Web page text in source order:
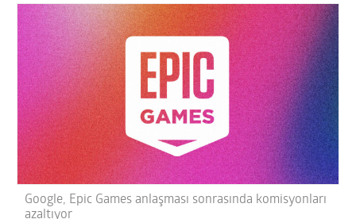
Google, Epic Games anlaşması sonrasında komisyonları
azaltıyor